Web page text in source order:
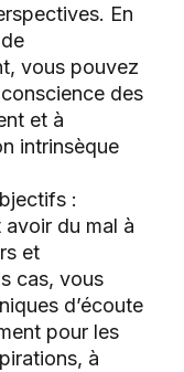
En
vous pouvez
des
et à
intrinsèque
:
du mal à
et
cas, vous
d’écoute
pour les
à